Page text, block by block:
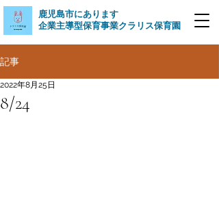
​鹿児島市にあります
企業主導型保育事業クラリス保育園
記事
8/24
2022年8月25日